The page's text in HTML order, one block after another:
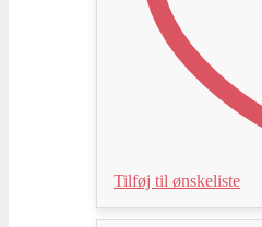
Tilføj til ønskeliste